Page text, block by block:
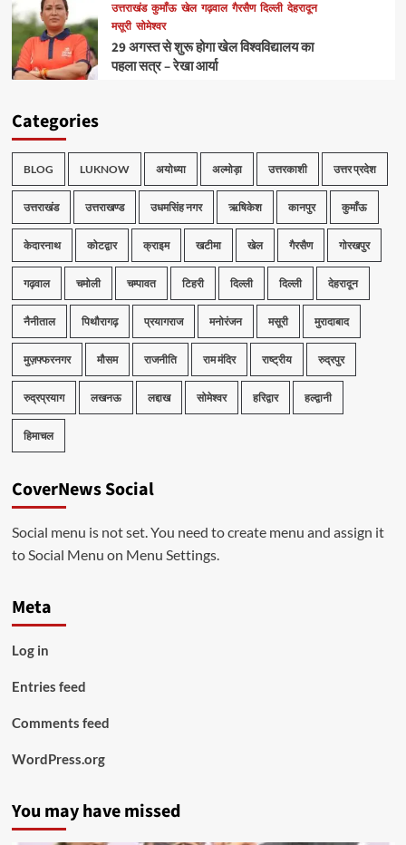
उत्तराखंड कुमाँऊ खेल गढ़वाल गैरसैण दिल्ली देहरादून
मसूरी सोमेश्वर
29 अगस्त से शुरू होगा खेल विश्वविद्यालय का
पहला सत्र – रेखा आर्या
Categories
BLOG LUKNOW अयोध्या अल्मोड़ा उत्तरकाशी उत्तर प्रदेश
उत्तराखंड उत्तराखण्ड उधमसिंह नगर ऋषिकेश कानपुर कुमाँऊ
केदारनाथ कोटद्वार क्राइम खटीमा खेल गैरसैण गोरखपुर
गढ़वाल चमोली चम्पावत टिहरी दिल्ली दिल्ली देहरादून
नैनीताल पिथौरागढ़ प्रयागराज मनोरंजन मसूरी मुरादाबाद
मुज़फ्फरनगर मौसम राजनीति राम मंदिर राष्ट्रीय रुद्रपुर
रुद्रप्रयाग लखनऊ लद्दाख सोमेश्वर हरिद्वार हल्द्वानी
हिमाचल
CoverNews Social
Social menu is not set. You need to create menu and assign it
to Social Menu on Menu Settings.
Meta
Log in
Entries feed
Comments feed
WordPress.org
You may have missed